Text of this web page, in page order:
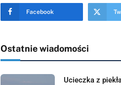
Facebook
Ostatnie wiadomości
Ucieczka z